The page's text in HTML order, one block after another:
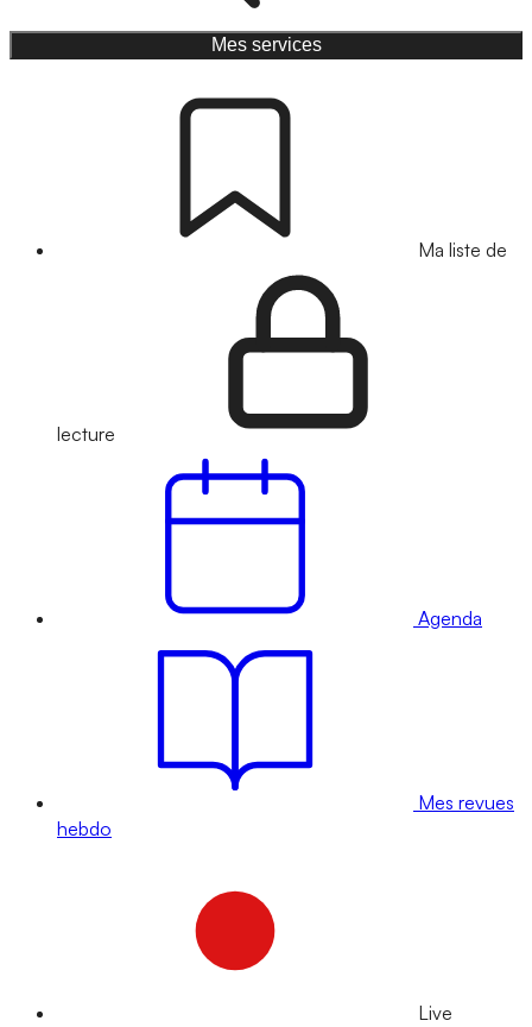
Mes services
Ma liste de
lecture
Agenda
Mes revues
hebdo
Live